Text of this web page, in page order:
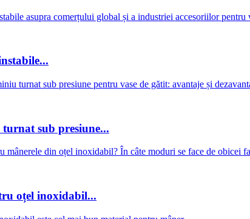
sub presiune...
oțel inoxidabil...